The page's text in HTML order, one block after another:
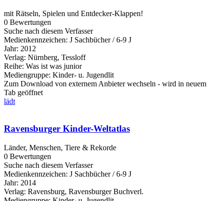
mit Rätseln, Spielen und Entdecker-Klappen!
0 Bewertungen
Suche nach diesem Verfasser
Medienkennzeichen: J Sachbücher / 6-9 J
Jahr: 2012
Verlag: Nürnberg, Tessloff
Reihe: Was ist was junior
Mediengruppe: Kinder- u. Jugendlit
Zum Download von externem Anbieter wechseln - wird in neuem
Tab geöffnet
lädt
Ravensburger Kinder-Weltatlas
Länder, Menschen, Tiere & Rekorde
0 Bewertungen
Suche nach diesem Verfasser
Medienkennzeichen: J Sachbücher / 6-9 J
Jahr: 2014
Verlag: Ravensburg, Ravensburger Buchverl.